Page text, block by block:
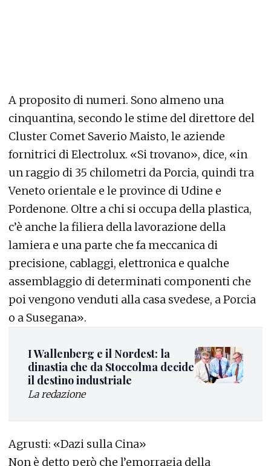
A proposito di numeri. Sono almeno una
cinquantina, secondo le stime del direttore del
Cluster Comet Saverio Maisto, le aziende
fornitrici di Electrolux. «Si trovano», dice, «in
un raggio di 35 chilometri da Porcia, quindi tra
Veneto orientale e le province di Udine e
Pordenone. Oltre a chi si occupa della plastica,
c’è anche la filiera della lavorazione della
lamiera e una parte che fa meccanica di
precisione, cablaggi, elettronica e qualche
assemblaggio di determinati componenti che
poi vengono venduti alla casa svedese, a Porcia
o a Susegana».
I Wallenberg e il Nordest: la
dinastia che da Stoccolma decide
il destino industriale
La redazione
Agrusti: «Dazi sulla Cina»
Non è detto però che l’emorragia della